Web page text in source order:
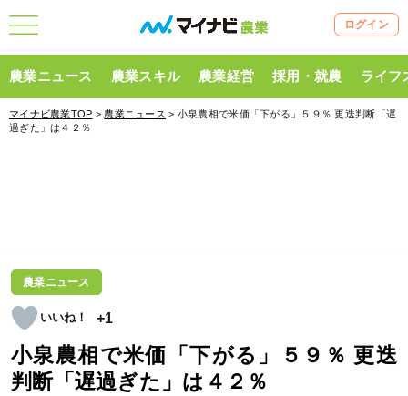
ログイン
農業ニュース 農業スキル 農業経営 採用・就農 ライフ
マイナビ農業TOP > 農業ニュース > 小泉農相で米価「下がる」５９％ 更迭判断「遅
過ぎた」は４２％
農業ニュース
+1
小泉農相で米価「下がる」５９％ 更迭
判断「遅過ぎた」は４２％